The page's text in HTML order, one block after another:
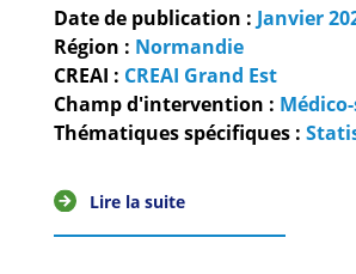
Formations
Projets Fédéraux
Guides et outils
Date de publication : Janvier
Région : Normandie
CREAI : CREAI Grand Est
Champ d'intervention :
Thématiques spécifiques :
Lire la suite